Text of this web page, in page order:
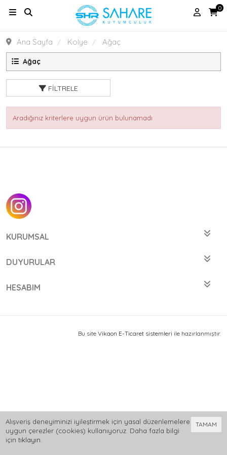
0
Ana Sayfa Kolye Ağaç
Ağaç
FILTRELE
Aradığınız kriterlere uygun ürün bulunamadı
KURUMSAL
DUYURULAR
HESABIM
Bu site Vikaon E-Ticaret sistemleri ile hazırlanmıştır.
TAMAM
Alışveriş deneyiminizi iyileştirmek için yasal düzenlemelere
uygun çerezler (cookies) kullanıyoruz. Daha fazla bilgi
için tıklayın